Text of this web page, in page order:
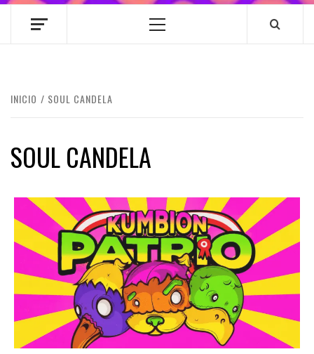
Menú
INICIO SOUL CANDELA
SOUL CANDELA